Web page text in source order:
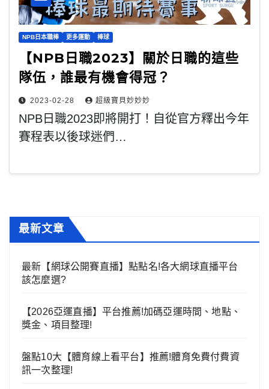
NPB日本職棒 更多運動 棒球
【NPB日職2023】關於日職的這些
隊伍，誰最有機會得冠？
2023-02-28 超級寶貝妙妙妙
NPB日職2023即將開打！自從官方釋出今年
賽程表以後球迷們…
最新文章
最新【網球公開賽直播】點點名!各大網球直播平台
該怎麼選?
【2026亞運直播】平台推薦!加碼亞運時間、地點、
獎金、項目整理!
盤點10大【體育線上看平台】推薦!體育免費付費資
訊一次整理!